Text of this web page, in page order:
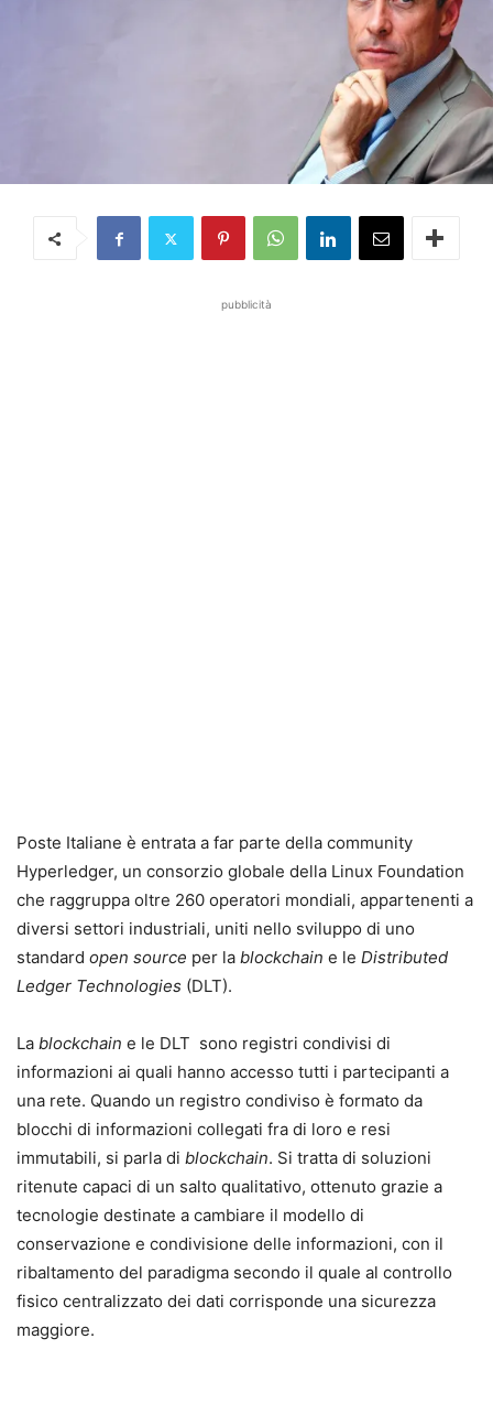
pubblicità
Poste Italiane è entrata a far parte della community
Hyperledger, un consorzio globale della Linux Foundation
che raggruppa oltre 260 operatori mondiali, appartenenti a
diversi settori industriali, uniti nello sviluppo di uno
standard open source per la blockchain e le Distributed
Ledger Technologies (DLT).
La blockchain e le DLT sono registri condivisi di
informazioni ai quali hanno accesso tutti i partecipanti a
una rete. Quando un registro condiviso è formato da
blocchi di informazioni collegati fra di loro e resi
immutabili, si parla di blockchain. Si tratta di soluzioni
ritenute capaci di un salto qualitativo, ottenuto grazie a
tecnologie destinate a cambiare il modello di
conservazione e condivisione delle informazioni, con il
ribaltamento del paradigma secondo il quale al controllo
fisico centralizzato dei dati corrisponde una sicurezza
maggiore.